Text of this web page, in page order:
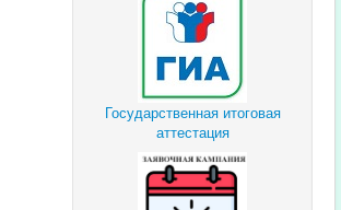
Государственная итоговая
аттестация